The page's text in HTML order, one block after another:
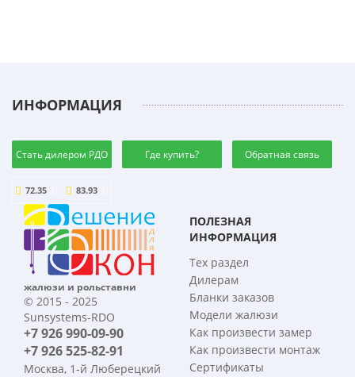
ИНФОРМАЦИЯ
Стать дилером РДО Где купить? Обратная связь
72.35 83.93
жалюзи и рольставни
© 2015 - 2025
Sunsystems-RDO
+7 926 990-09-90
+7 926 525-82-91
Москва, 1-й Люберецкий
ПОЛЕЗНАЯ
ИНФОРМАЦИЯ
Тех раздел
Дилерам
Бланки заказов
Модели жалюзи
Как произвести замер
Как произвести монтаж
Сертификаты